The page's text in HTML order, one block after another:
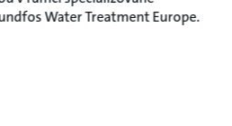
Water Treatment Europe.